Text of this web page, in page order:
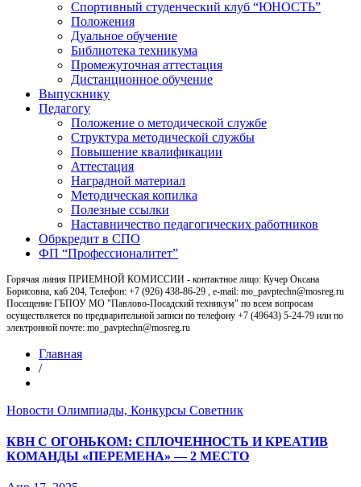
Спортивный студенческий клуб “ЮНОСТЬ”
Положения
Дуальное обучение
Библиотека техникума
Промежуточная аттестация
Дистанционное обучение
Выпускнику
Педагогу
Положение о методической службе
Структура методической службы
Повышение квалификации
Аттестация
Наградной материал
Методическая копилка
Полезные ссылки
Наставничество педагогических работников
Обркредит в СПО
ФП “Профессионалитет”
Горячая линия ПРИЕМНОЙ КОМИССИИ - контактное лицо: Кучер Оксана
Борисовна, каб 204, Телефон: +7 (926) 438-86-29 , e-mail: mo_pavptechn@mosreg.ru
Посещение ГБПОУ МО "Павлово-Посадский техникум" по всем вопросам
осуществляется по предварительной записи по телефону +7 (49643) 5-24-79 или по
электронной почте: mo_pavptechn@mosreg.ru
Главная
/
Новости Олимпиады, Конкурсы Советник
КВН С ОГОНЬКОМ: СПЛОЧЕННОСТЬ И КРЕАТИВ
КОМАНДЫ «ПЕРЕМЕНА» — 2 МЕСТО